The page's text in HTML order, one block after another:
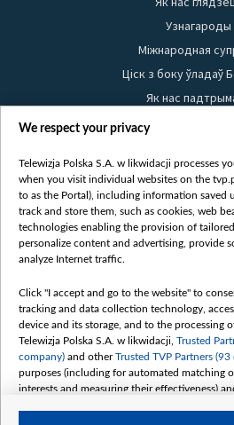
Узнагароды
Міжнародная
Ціск з боку ўладаў
Як нас
Правілы выкарыстання
Бяспека
Youtube
Белсат news
Белсат
Жэстачайшы
Belsat
Biełsat PL
Белсат Now
Белсат
Белсат Music
We respect your privacy
Telewizja Polska S.A. w likwidacji processes
when you visit individual websites on the
to as the Portal), including information saved
track and store them, such as cookies, web
technologies enabling the provision of tailored
personalize content and advertising, provide
analyze Internet traffic.
Click "I accept and go to the website" to
tracking and data collection technology,
device and its storage, and to the processing
Telewizja Polska S.A. w likwidacji, Trusted
company) and otherTrusted TVP Partners (93
purposes (including for automated matching
interests and measuring their effectiveness)